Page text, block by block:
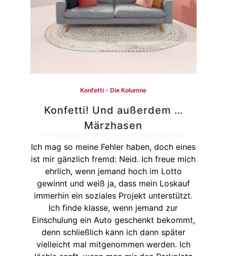
Konfetti - Die Kolumne
Konfetti! Und außerdem …
Märzhasen
Ich mag so meine Fehler haben, doch eines
ist mir gänzlich fremd: Neid. Ich freue mich
ehrlich, wenn jemand hoch im Lotto
gewinnt und weiß ja, dass mein Loskauf
immerhin ein soziales Projekt unterstützt.
Ich finde klasse, wenn jemand zur
Einschulung ein Auto geschenkt bekommt,
denn schließlich kann ich dann später
vielleicht mal mitgenommen werden. Ich